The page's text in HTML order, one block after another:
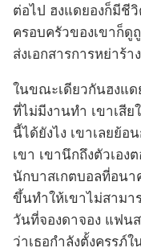
ต่อไป ฮงแดยองก็มีชี
ครอบครัวของเขาก็ดู
ส่งเอกสารการหย่าร้า
ในขณะเดียวกันฮงแด
ที่ไม่มีงานทำ เขาเสีย
นี้ได้ยังไง เขาเลยย้อ
เขา เขานึกถึงตัวเอง
นักบาสเกตบอลที่อนา
ขึ้นทำให้เขาไม่สามา
วันที่จองดาจอง แฟน
ว่าเธอกำลังตั้งครรภ์